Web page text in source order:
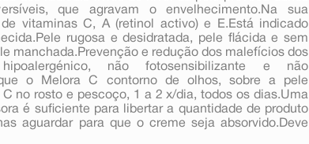
que agravam o envelhecimento.Na sua
vitaminas C, A (retinol activo) e E.Está indicado
rugosa e desidratada, pele flácida e sem
manchada.Prevenção e redução dos malefícios dos
não fotosensibilizante e não
o Melora C contorno de olhos, sobre a pele
no rosto e pescoço, 1 a 2 x/dia, todos os dias.Uma
é suficiente para libertar a quantidade de produto
aguardar para que o creme seja absorvido.Deve